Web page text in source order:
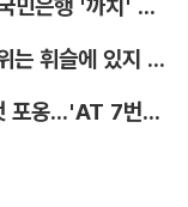
스타 아닌 ‘준비의 힘’...K리그 뒤흔든 국민은행 '까치' 사단 [이영규의 비욘더매치]
오심보다 더 뼈아픈 ‘침묵’...심판의 권위는 휘슬에 있지 않다 [박순규의 창]
'660억 사나이' 이강인, 시메오네와 첫 포옹...'AT 7번' 데뷔 초읽기